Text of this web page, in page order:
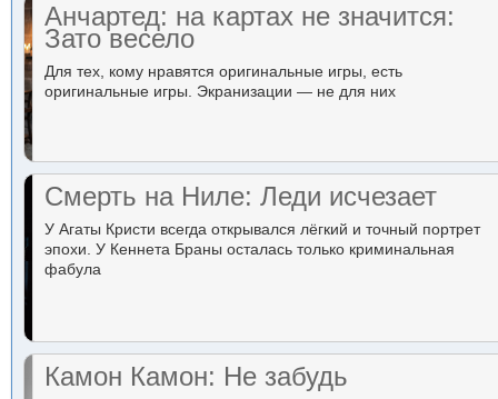
Анчартед: на картах не значится:
Зато весело
Для тех, кому нравятся оригинальные игры, есть
оригинальные игры. Экранизации — не для них
Смерть на Ниле: Леди исчезает
У Агаты Кристи всегда открывался лёгкий и точный портрет
эпохи. У Кеннета Браны осталась только криминальная
фабула
Камон Камон: Не забудь